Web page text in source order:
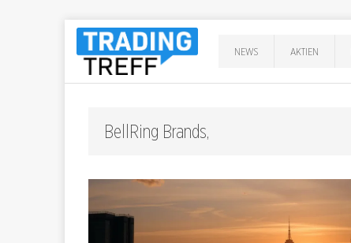
NEWS AKTIEN
BellRing Brands,